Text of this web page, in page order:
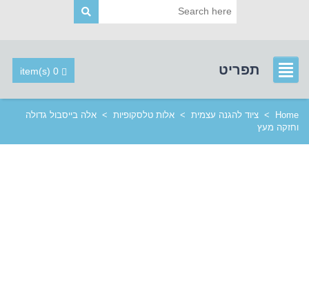
תפריט 0 item(s)
Home
> ציוד להגנה עצמית > אלות טלסקופיות > אלה בייסבול גדולה
וחזקה מעץ